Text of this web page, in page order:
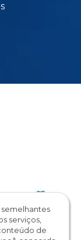
serviços,
de